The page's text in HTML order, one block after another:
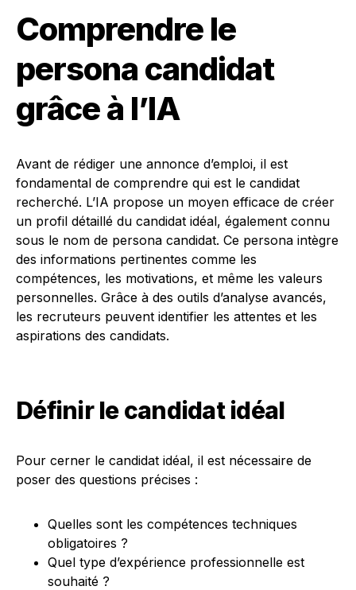
Comprendre le
persona candidat
grâce à l’IA
Avant de rédiger une annonce d’emploi, il est
fondamental de comprendre qui est le candidat
recherché. L’IA propose un moyen efficace de créer
un profil détaillé du candidat idéal, également connu
sous le nom de persona candidat. Ce persona intègre
des informations pertinentes comme les
compétences, les motivations, et même les valeurs
personnelles. Grâce à des outils d’analyse avancés,
les recruteurs peuvent identifier les attentes et les
aspirations des candidats.
Définir le candidat idéal
Pour cerner le candidat idéal, il est nécessaire de
poser des questions précises :
Quelles sont les compétences techniques
obligatoires ?
Quel type d’expérience professionnelle est
souhaité ?